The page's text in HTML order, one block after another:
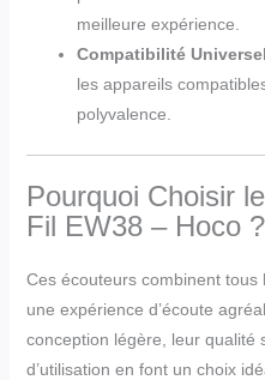
meilleure expérience.
Compatibilité
les appareils
polyvalence.
Pourquoi Choisir
Fil EW38 – Hoco ?
Ces écouteurs combinent
une expérience d’écoute
conception légère, leur qualité
d’utilisation en font un choix